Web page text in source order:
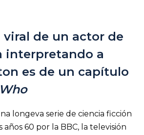
viral de un actor de
interpretando a
es de un capítulo
longeva serie de ciencia ficción
años 60 por la BBC, la televisión